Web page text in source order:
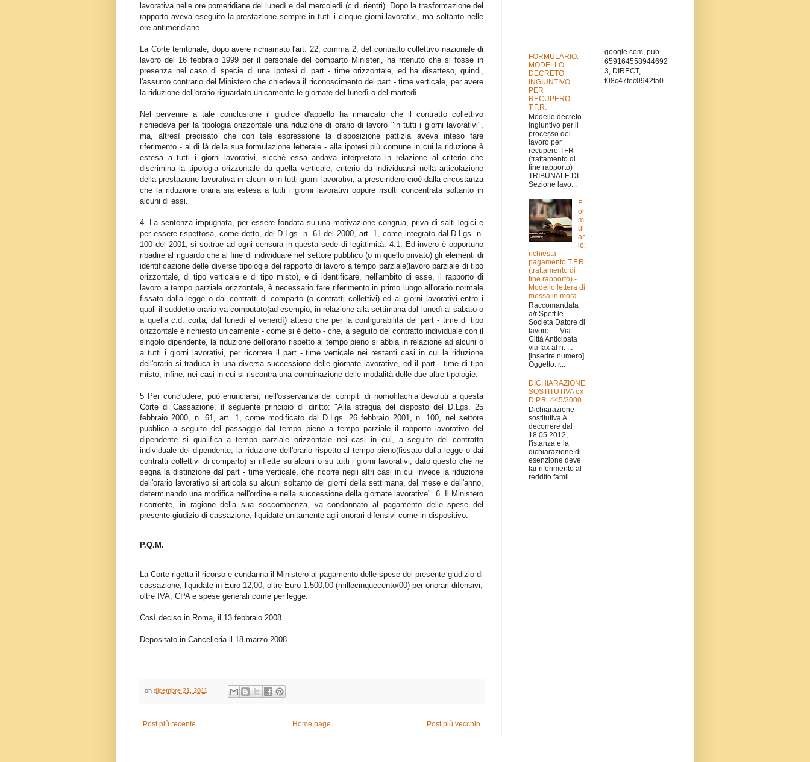
lavorativa nelle ore pomeridiane del lunedì e del mercoledì (c.d. rientri). Dopo la trasformazione del
rapporto aveva eseguito la prestazione sempre in tutti i cinque giorni lavorativi, ma soltanto nelle
ore antimeridiane.
La Corte territoriale, dopo avere richiamato l'art. 22, comma 2, del contratto collettivo nazionale di
lavoro del 16 febbraio 1999 per il personale del comparto Ministeri, ha ritenuto che si fosse in
presenza nel caso di specie di una ipotesi di part - time orizzontale, ed ha disatteso, quindi,
l'assunto contrario del Ministero che chiedeva il riconoscimento del part - time verticale, per avere
la riduzione dell'orario riguardato unicamente le giornate del lunedì o del martedì.
Nel pervenire a tale conclusione il giudice d'appello ha rimarcato che il contratto collettivo
richiedeva per la tipologia orizzontale una riduzione di orario di lavoro "in tutti i giorni lavorativi",
ma, altresì precisato che con tale espressione la disposizione pattizia aveva inteso fare
riferimento - al di là della sua formulazione letterale - alla ipotesi più comune in cui la riduzione è
estesa a tutti i giorni lavorativi, sicchè essa andava interpretata in relazione al criterio che
discrimina la tipologia orizzontale da quella verticale; criterio da individuarsi nella articolazione
della prestazione lavorativa in alcuni o in tutti giorni lavorativi, a prescindere cioè dalla circostanza
che la riduzione oraria sia estesa a tutti i giorni lavorativi oppure risulti concentrata soltanto in
alcuni di essi.
4. La sentenza impugnata, per essere fondata su una motivazione congrua, priva di salti logici e
per essere rispettosa, come detto, del D.Lgs. n. 61 del 2000, art. 1, come integrato dal D.Lgs. n.
100 del 2001, si sottrae ad ogni censura in questa sede di legittimità. 4.1. Ed invero è opportuno
ribadire al riguardo che al fine di individuare nel settore pubblico (o in quello privato) gli elementi di
identificazione delle diverse tipologie del rapporto di lavoro a tempo parziale(lavoro parziale di tipo
orizzontale, di tipo verticale e di tipo misto), e di identificare, nell'ambito di esse, il rapporto di
lavoro a tempo parziale orizzontale, è necessario fare riferimento in primo luogo all'orario normale
fissato dalla legge o dai contratti di comparto (o contratti collettivi) ed ai giorni lavorativi entro i
quali il suddetto orario va computato(ad esempio, in relazione alla settimana dal lunedì al sabato o
a quella c.d. corta, dal lunedì al venerdì) atteso che per la configurabilità del part - time di tipo
orizzontale è richiesto unicamente - come si è detto - che, a seguito del contratto individuale con il
singolo dipendente, la riduzione dell'orario rispetto al tempo pieno si abbia in relazione ad alcuni o
a tutti i giorni lavorativi, per ricorrere il part - time verticale nei restanti casi in cui la riduzione
dell'orario si traduca in una diversa successione delle giornate lavorative, ed il part - time di tipo
misto, infine, nei casi in cui si riscontra una combinazione delle modalità delle due altre tipologie.
5 Per concludere, può enunciarsi, nell'osservanza dei compiti di nomofilachia devoluti a questa
Corte di Cassazione, il seguente principio di diritto: "Alla stregua del disposto del D.Lgs. 25
febbraio 2000, n. 61, art. 1, come modificato dal D.Lgs. 26 febbraio 2001, n. 100, nel settore
pubblico a seguito del passaggio dal tempo pieno a tempo parziale il rapporto lavorativo del
dipendente si qualifica a tempo parziale orizzontale nei casi in cui, a seguito del contratto
individuale del dipendente, la riduzione dell'orario rispetto al tempo pieno(fissato dalla legge o dai
contratti collettivi di comparto) si riflette su alcuni o su tutti i giorni lavorativi, dato questo che ne
segna la distinzione dal part - time verticale, che ricorre negli altri casi in cui invece la riduzione
dell'orario lavorativo si articola su alcuni soltanto dei giorni della settimana, del mese e dell'anno,
determinando una modifica nell'ordine e nella successione della giornate lavorative". 6. Il Ministero
ricorrente, in ragione della sua soccombenza, va condannato al pagamento delle spese del
presente giudizio di cassazione, liquidate unitamente agli onorari difensivi come in dispositivo.
P.Q.M.
La Corte rigetta il ricorso e condanna il Ministero al pagamento delle spese del presente giudizio di
cassazione, liquidate in Euro 12,00, oltre Euro 1.500,00 (millecinquecento/00) per onorari difensivi,
oltre IVA, CPA e spese generali come per legge.
Così deciso in Roma, il 13 febbraio 2008.
Depositato in Cancelleria il 18 marzo 2008
on dicembre 21, 2011
Post più recente Post più vecchio
Home page
FORMULARIO:
MODELLO
DECRETO
INGIUNTIVO
PER
RECUPERO
T.F.R.
Modello decreto
ingiuntivo per il
processo del
lavoro per
recupero TFR
(trattamento di
fine rapporto)
TRIBUNALE DI ...
Sezione lavo...
F
or
m
ul
ar
io:
richiesta
pagamento T.F.R.
(trattamento di
fine rapporto) -
Modello lettera di
messa in mora
Raccomandata
a/r Spett.le
Società Datore di
lavoro … Via …
Città Anticipata
via fax al n. ...
[inserire numero]
Oggetto: r...
DICHIARAZIONE
SOSTITUTIVA ex
D.P.R. 445/2000
Dichiarazione
sostitutiva A
decorrere dal
18.05.2012,
l'istanza e la
dichiarazione di
esenzione deve
far riferimento al
reddito famil...
google.com, pub-
659164558944692
3, DIRECT,
f08c47fec0942fa0